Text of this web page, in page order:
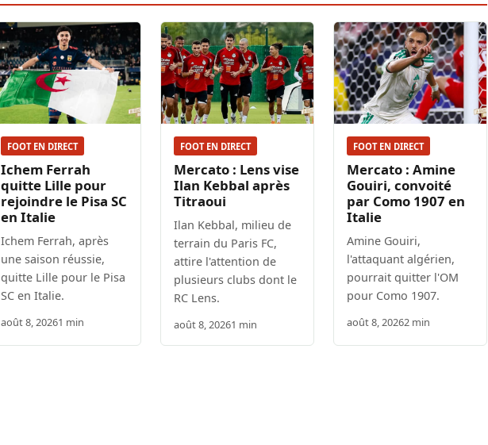
FOOT EN DIRECT
Ichem Ferrah
quitte Lille pour
rejoindre le Pisa SC
en Italie
Ichem Ferrah, après
une saison réussie,
quitte Lille pour le Pisa
SC en Italie.
août 8, 20261 min
FOOT EN DIRECT
Mercato : Lens vise
Ilan Kebbal après
Titraoui
Ilan Kebbal, milieu de
terrain du Paris FC,
attire l'attention de
plusieurs clubs dont le
RC Lens.
août 8, 20261 min
FOOT EN DIRECT
Mercato : Amine
Gouiri, convoité
par Como 1907 en
Italie
Amine Gouiri,
l'attaquant algérien,
pourrait quitter l'OM
pour Como 1907.
août 8, 20262 min